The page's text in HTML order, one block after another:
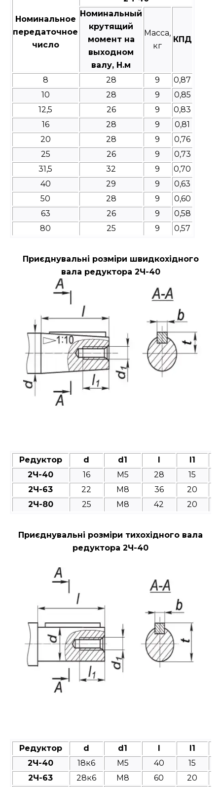
Номинальное
передаточное
число
Номинальный
крутящий
момент на
выходном
валу, Н.м
Масса,
кг
КПД
8 28 9
0,87
10
28 9
0,85
12,5
26 9
0,83
16
28 9
0,81
20
28 9
0,76
25
26 9
0,73
31,5
32 9
0,70
40
29 9
0,63
50
28 9
0,60
63
26 9
0,58
80
25 9 0,57
Приєднувальні розміри швидкохідного
вала редуктора 2Ч-40
Редуктор d d1 l l1
2Ч-40
16 M5 28 15
2Ч-63
22 M8 36 20
2Ч-80
25 M8 42 20
Приєднувальні розміри тихохідного вала
редуктора 2Ч-40
Редуктор d d1 l l1
2Ч-40
18к6 M5 40 15
2Ч-63
28к6 M8 60 20